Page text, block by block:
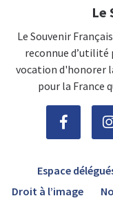
Le
Le Souvenir
reconnue d’utilité
vocation d'honorer
pour la France
Espace
Droit à l’image